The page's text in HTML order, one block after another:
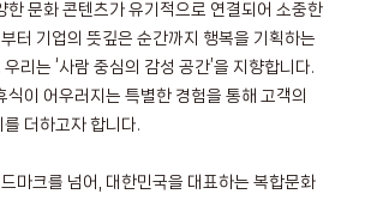
한 문화 콘텐츠가 유기적으로 연결되어 소중한
터 기업의 뜻깊은 순간까지 행복을 기획하는
우리는 ‘사람 중심의 감성 공간’을 지향합니다.
식이 어우러지는 특별한 경험을 통해 고객의
더하고자 합니다.
마크를 넘어,
대한민국을 대표하는 복합문화